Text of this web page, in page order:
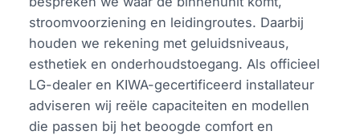
stroomvoorziening en leidingroutes. Daarbij
houden we rekening met geluidsniveaus,
esthetiek en onderhoudstoegang. Als officieel
LG-dealer en KIWA-gecertificeerd installateur
adviseren wij reële capaciteiten en modellen
die passen bij het beoogde comfort en